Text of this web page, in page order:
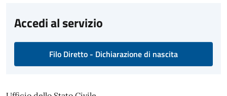
Accedi al servizio
Filo Diretto - Dichiarazione di nascita